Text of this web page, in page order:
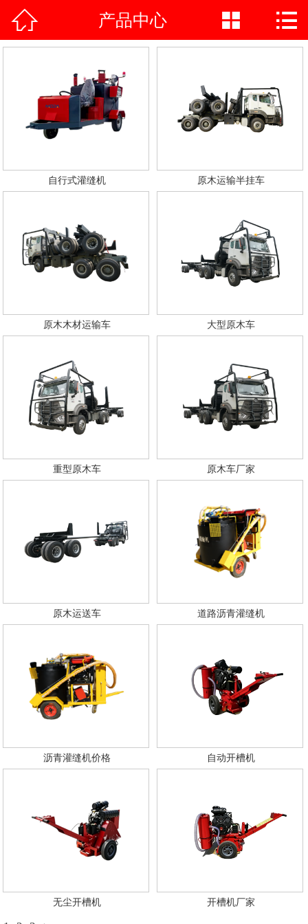
网站首页
产品中心
荣誉资质
新闻中心
施工案例
在线vr
英文站
 产品中心  
自行式灌缝机 原木运输半挂车
原木木材运输车 大型原木车
重型原木车 原木车厂家
原木运送车 道路沥青灌缝机
沥青灌缝机价格 自动开槽机
无尘开槽机 开槽机厂家